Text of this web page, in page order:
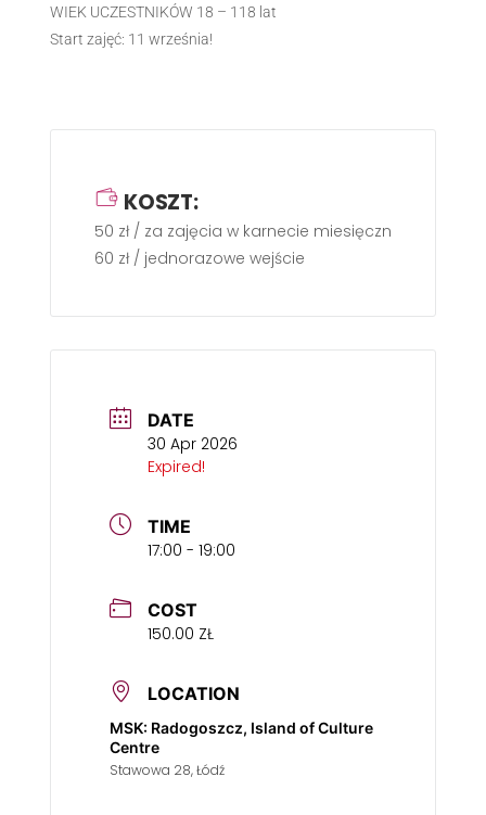
WIEK UCZESTNIKÓW 18 – 118 lat
Start zajęć: 11 września!
KOSZT:
50 zł / za zajęcia w karnecie miesięcznym
60 zł / jednorazowe wejście
DATE
30 Apr 2026
Expired!
TIME
17:00 - 19:00
COST
150.00 ZŁ
LOCATION
MSK: Radogoszcz, Island of Culture
Centre
Stawowa 28, Łódź